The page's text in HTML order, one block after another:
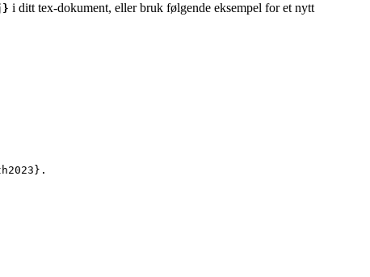
i ditt tex-dokument, eller bruk følgende eksempel for et nytt
}.